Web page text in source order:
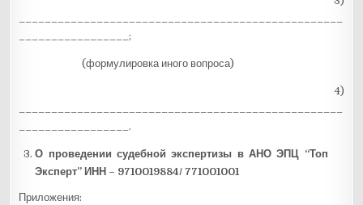
_________________;
(формулировка иного вопроса)
4)
_________________.
О проведении судебной экспертизы в АНО ЭПЦ “Топ
Эксперт” ИНН – 9710019884/ 771001001
Приложения: